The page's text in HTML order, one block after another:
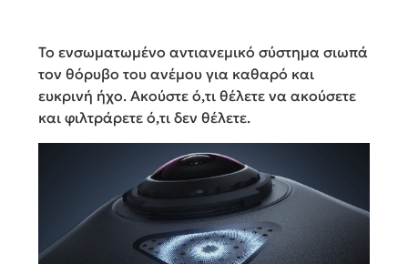
Το ενσωματωμένο αντιανεμικό σύστημα σιωπά
τον θόρυβο του ανέμου για καθαρό και
ευκρινή ήχο. Ακούστε ό,τι θέλετε να ακούσετε
και φιλτράρετε ό,τι δεν θέλετε.